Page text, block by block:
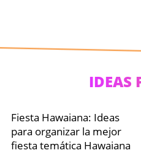
IDEAS
Fiesta Hawaiana: Ideas
para organizar la mejor
fiesta temática Hawaiana